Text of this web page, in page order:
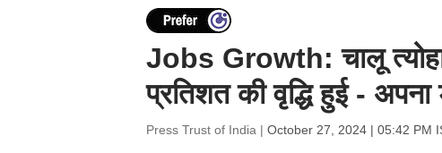
Jobs Growth: चालू
प्रतिशत की वृद्धि हुई - अपना
Press Trust of India | October 27, 2024 | 05:42 PM